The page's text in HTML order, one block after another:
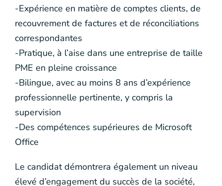
-Expérience en matière de comptes clients, de
recouvrement de factures et de réconciliations
correspondantes
-Pratique, à l’aise dans une entreprise de taille
PME en pleine croissance
-Bilingue, avec au moins 8 ans d’expérience
professionnelle pertinente, y compris la
supervision
-Des compétences supérieures de Microsoft
Office
Le candidat démontrera également un niveau
élevé d’engagement du succès de la société,